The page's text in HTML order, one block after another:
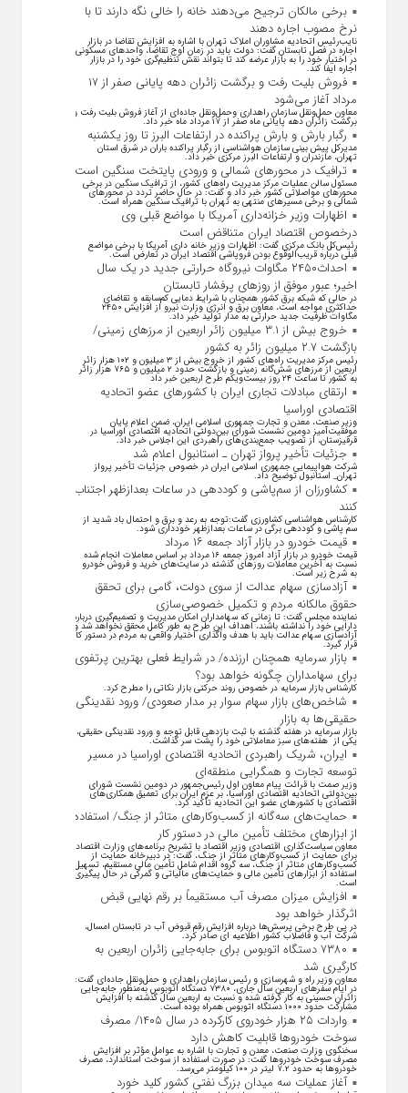
برخی مالکان ترجیح می‌دهند خانه را خالی نگه دارند تا با
نرخ مصوب اجاره دهند
نایب‌رئیس اتحادیه مشاوران املاک تهران با اشاره به افزایش تقاضا در بازار
اجاره در فصل تابستان گفت: دولت باید در زمان اوج تقاضا، واحد‌های مسکونی
در اختیار خود را به بازار عرضه کند تا بتواند نقش تنظیم‌گری خود را در بازار
اجاره ایفا کند.
فروش بلیت رفت و برگشت زائران دهه پایانی صفر از ۱۷
مرداد آغاز می‌شود
معاون حمل‌ونقل سازمان راهداری وحمل‌و‌نقل جاده‌ای از آغاز فروش بلیت رفت و
برگشت زائران دهه پایانی ماه صفر از ۱۷ مرداد ماه خبر داد.
رگبار بارش و بارش پراکنده در ارتفاعات البرز تا روز یکشنبه
مدیرکل پیش بینی سازمان هواشناسی از رگبار پراکنده باران در شرق استان
تهران، مازندران و ارتفاعات البرز مرکزی خبر داد.
ترافیک در محورهای شمالی و ورودی پایتخت سنگین است
مسئول سالن عملیات مرکز مدیریت راه‌های کشور، از ترافیک سنگین در برخی
محورهای مواصلاتی کشور خبر داد و گفت: در حال حاضر تردد در محورهای
شمالی و برخی مسیرهای منتهی به تهران با ترافیک سنگین همراه است.
اظهارات وزیر خزانه‌داری آمریکا با مواضع قبلی وی
درخصوص اقتصاد ایران متناقض است
رئیس‌کل بانک مرکزی گفت: اظهارات وزیر خانه داری آمریکا با برخی مواضع
قبلی درباره قریب‌الوقوع بودن فروپاشی اقتصاد ایران در تعارض است.
احداث۲۴۵۰ مگاوات نیروگاه حرارتی جدید در یک سال
اخیر؛ عبور موفق از روز‌های پرفشار تابستان
در حالی که شبکه برق کشور همچنان با شرایط دمایی کم‌سابقه و تقاضای
حداکثری مواجه است، معاون برق و انرژی وزارت نیرو از افزایش ۲۴۵۰
مگاوات ظرفیت جدید حرارتی به مدار تولید خبر داد.
خروج بیش از ۳.۱ میلیون زائر اربعین از مرزهای زمینی/
بازگشت ۲.۷ میلیون زائر به کشور
رئیس مرکز مدیریت راه‌های کشور از خروج بیش از ۳ میلیون و ۱۰۲ هزار زائر
اربعین از مرزهای شش‌گانه زمینی و بازگشت حدود ۲ میلیون و ۷۶۵ هزار زائر
به کشور تا ساعت ۲۴ روز بیست‌ویکم طرح اربعین خبر داد
ارتقای مبادلات تجاری ایران با کشور‌های عضو اتحادیه
اقتصادی اوراسیا
وزیر صنعت، معدن و تجارت جمهوری اسلامی ایران، ضمن اعلام پایان
موفقیت‌آمیز دومین نشست شورای بین‌دولتی اتحادیه اقتصادی اوراسیا در
قرقیزستان، از تصویب جمع‌بندی‌های راهبردی این اجلاس خبر داد.
جزئیات تأخیر پرواز تهران ـ استانبول اعلام شد
شرکت هواپیمایی جمهوری اسلامی ایران در خصوص جزئیات تأخیر پرواز
تهران_ استانبول توضیح داد.
کشاورزان از سم‌پاشی و کوددهی در ساعات بعدازظهر اجتناب
کنند
کارشناس هواشناسی کشاورزی گفت:توجه به رعد و برق و احتمال باد شدید از
سم پاشی و کوددهی برگی در ساعات بعدازظهر خودداری شود.
قیمت خودرو در بازار آزاد جمعه ۱۶ مرداد
قیمت خودرو در بازار آزاد امروز جمعه ۱۶ مرداد بر اساس معاملات انجام شده
نسبت به آخرین معاملات روز‌های گذشته در سایت‌های خرید و فروش خودرو
به شرح زیر است.
آزادسازی سهام عدالت از سوی دولت، گامی برای تحقق
حقوق مالکانه مردم و تکمیل خصوصی‌سازی
نماینده مجلس گفت: تا زمانی که سهامداران امکان مدیریت و تصمیم‌گیری درباره
دارایی خود را نداشته باشند، اهداف این طرح به طور کامل محقق نخواهد شد و
آزادسازی سهام عدالت باید با هدف واگذاری اختیار واقعی به مردم در دستور کار
قرار گیرد.
بازار سرمایه همچنان ارزنده/ در شرایط فعلی بهترین پرتفوی
برای سهامداران چگونه خواهد بود؟
کارشناس بازار سرمایه در خصوص روند حرکتی بازار نکاتی را مطرح کرد.
شاخص‌های بازار سهام سوار بر مدار صعودی/ ورود نقدینگی
حقیقی‌ها به بازار
بازار سرمایه در هفته گذشته با ثبت بازدهی قابل توجه و ورود نقدینگی حقیقی،
یکی از هفته‌های سبز معاملاتی خود را پشت سر گذاشت.
ایران، شریک راهبردی اتحادیه اقتصادی اوراسیا در مسیر
توسعه تجارت و همگرایی منطقه‌ای
وزیر صمت با قرائت پیام معاون اول رئیس‌جمهور در دومین نشست شورای
بین‌دولتی اتحادیه اقتصادی اوراسیا، بر عزم ایران برای تعمیق همکاری‌های
اقتصادی با کشورهای عضو این اتحادیه تأکید کرد.
حمایت‌های سه‌گانه از کسب‌وکارهای متاثر از جنگ/ استفاده
از ابزارهای مختلف تأمین مالی در دستور کار
معاون سیاست‌گذاری اقتصادی وزیر اقتصاد با تشریح برنامه‌های وزارت اقتصاد
برای حمایت از کسب‌وکار‌های متاثر از جنگ، گفت: در دبیرخانه حمایت از
کسب‌وکار‌های متاثر از جنگ، سه گروه اقدام شامل تأمین مالی مستقیم، تسهیل
استفاده از ابزار‌های تأمین مالی و حمایت‌های مالیاتی و گمرکی در حال پیگیری
است.
افزایش میزان مصرف آب مستقیماً بر رقم نهایی قبض
اثرگذار خواهد بود
در پی طرح برخی پرسش‌ها درباره افزایش رقم قبوض آب در تابستان امسال،
شرکت آب و فاضلاب کشور اطلاعیه ای صادر کرد.
۷۳۸۰ دستگاه اتوبوس برای جابه‌جایی زائران اربعین به
کارگیری شد
معاون وزیر راه و شهرسازی و رئیس سازمان راهداری و حمل‌ونقل جاده‌ای گفت:
در ایام سفرهای اربعین سال جاری، ۷۳۸۰ دستگاه اتوبوس به‌منظور جابه‌جایی
زائران حسینی به‌ کار گرفته شده و نسبت به اربعین سال گذشته با افزایش
مشارکت حدود ۱۰۰۰ دستگاه اتوبوس همراه بوده است.
واردات ۲۵ هزار خودروی کارکرده در سال ۱۴۰۵/ مصرف
سوخت خودرو‌ها قابلیت کاهش دارد
سخنگوی وزارت صنعت، معدن و تجارت با اشاره به عوامل مؤثر بر افزایش
مصرف سوخت خودرو‌ها گفت: در صورت استفاده از سوخت استاندارد، مصرف
خودرو‌ها به حدود ۷.۲ لیتر در ۱۰۰ کیلومتر می‌رسد.
آغاز عملیات سه میدان بزرگ نفتی کشور کلید خورد